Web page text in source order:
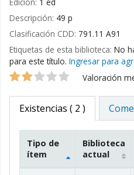
Descripción: 49 p
Clasificación CDD: 791.11 A91
Etiquetas de esta biblioteca: No
para este título. Ingresar para
Valoración Valoración
Existencias ( 2 )
Tipo de
ítem
Biblioteca
actual